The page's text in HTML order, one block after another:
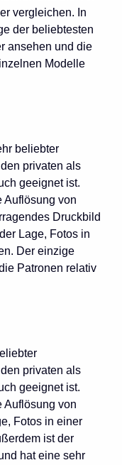
vergleichen. In
der beliebtesten
ansehen und die
Modelle
beliebter
privaten als
geeignet ist.
Auflösung von
Druckbild
Lage, Fotos in
Der einzige
Patronen relativ
privaten als
geeignet ist.
Auflösung von
Fotos in einer
ist der
hat eine sehr